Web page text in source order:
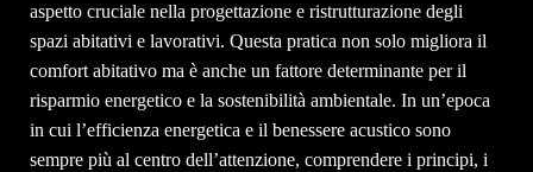
aspetto cruciale nella progettazione e ristrutturazione degli
spazi abitativi e lavorativi. Questa pratica non solo migliora il
comfort abitativo ma è anche un fattore determinante per il
risparmio energetico e la sostenibilità ambientale. In un’epoca
in cui l’efficienza energetica e il benessere acustico sono
sempre più al centro dell’attenzione, comprendere i principi, i